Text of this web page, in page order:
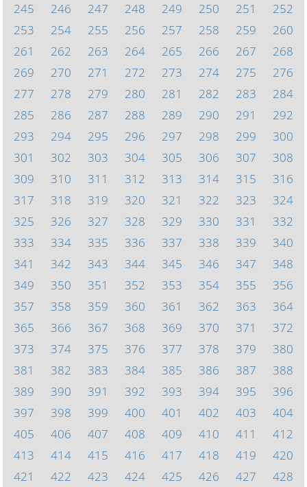
245
246 247 248 249 250 251
252
253
254 255 256 257 258 259
260
261
262 263 264 265 266 267
268
269
270 271 272 273 274 275
276
277
278 279 280 281 282 283
284
285
286 287 288 289 290 291
292
293
294 295 296 297 298 299
300
301
302 303 304 305 306 307
308
309
310 311 312 313 314 315
316
317
318 319 320 321 322 323
324
325
326 327 328 329 330 331
332
333
334 335 336 337 338 339
340
341
342 343 344 345 346 347
348
349
350 351 352 353 354 355
356
357
358 359 360 361 362 363
364
365
366 367 368 369 370 371
372
373
374 375 376 377 378 379
380
381
382 383 384 385 386 387
388
389
390 391 392 393 394 395
396
397
398 399 400 401 402 403
404
405
406 407 408 409 410 411
412
413
414 415 416 417 418 419
420
421
422 423 424 425 426 427 428